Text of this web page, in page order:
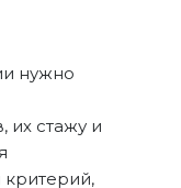
нужно
их стажу и
критерий,